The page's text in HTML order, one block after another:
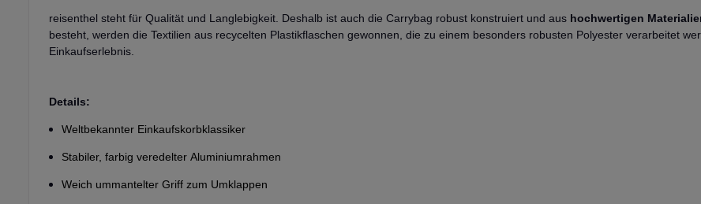
reisenthel steht für Qualität und Langlebigkeit. Deshalb ist auch die Carrybag robust konstruiert und aus hochwertigen
besteht, werden die Textilien aus recycelten Plastikflaschen gewonnen, die zu einem besonders robusten Polyester verarbeitet
Einkaufserlebnis.
Details:
Weltbekannter Einkaufskorbklassiker
Stabiler, farbig veredelter Aluminiumrahmen
Weich ummantelter Griff zum Umklappen